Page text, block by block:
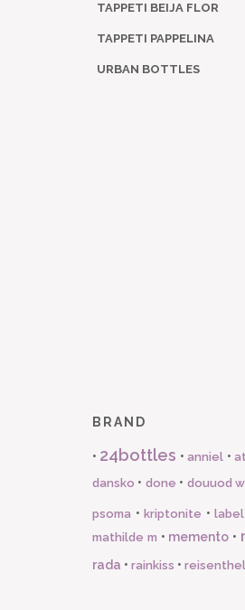
TAPPETI BEIJA FLOR
TAPPETI PAPPELINA
URBAN BOTTLES
BRAND
• 24bottles •anniel •
dansko • done • douuod
psoma •kriptonite •
mathilde m • memento •
rada • rainkiss • reisenthel